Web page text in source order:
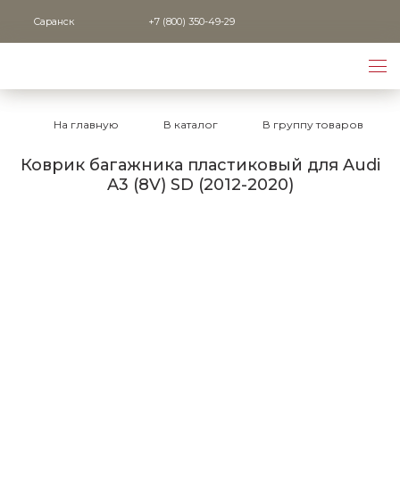
Саранск +7 (800) 350-49-29
На главную В каталог В группу товаров
Коврик багажника пластиковый для Audi
A3 (8V) SD (2012-2020)